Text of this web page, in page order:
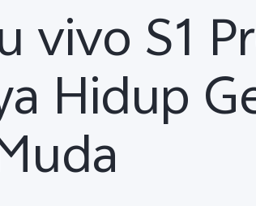
T5 Pro
vivo S1
Hidup